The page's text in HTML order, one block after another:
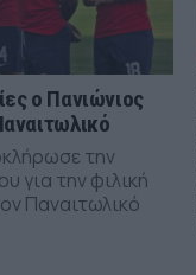
ο Πανιώνιος
την
για την φιλική
Παναιτωλικό